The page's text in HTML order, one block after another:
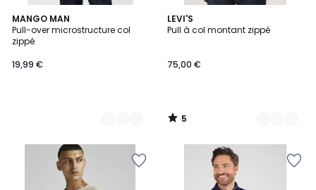
MANGO MAN
Pull-over microstructure col
zippé
19,99 €
3
Couleurs
LEVI'S
Pull à col montant zippé
75,00 €
5
/
2
Couleurs
5
/